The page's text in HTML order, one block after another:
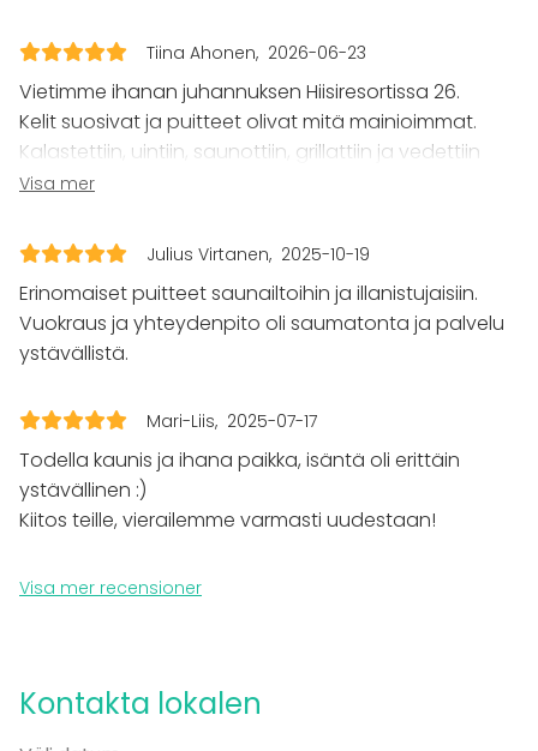
Whiteboard / Blädderblock
Piano
Handdukar
Evenemang
Bröllop
Middag / Lunch
Möte
Konferens
Föreställning / show
Rekreation
Stuga / boende
Upplevelse / aktivitet
Julbord / Julfest
Anpassningsbar lokal
Aktiviteter
Tiina Ahonen 2026-06-23
Vietimme ihanan juhannuksen Hiisiresortissa 26.
Kelit suosivat ja puitteet olivat mitä mainioimmat.
Kalastettiin, uintiin, saunottiin, grillattiin ja vedettiin
pellejen merkeissä kunnon juhannuspelit👌😁
Me kiitämme ja tulemme ehdottomasti uudelleen🙏🏻
Visa mer
Julius Virtanen 2025-10-19
Erinomaiset puitteet saunailtoihin ja illanistujaisiin.
Vuokraus ja yhteydenpito oli saumatonta ja palvelu
ystävällistä.
Mari-Liis 2025-07-17
Todella kaunis ja ihana paikka, isäntä oli erittäin
ystävällinen :)
Kiitos teille, vierailemme varmasti uudestaan!
Visa mer recensioner
Kontakta lokalen